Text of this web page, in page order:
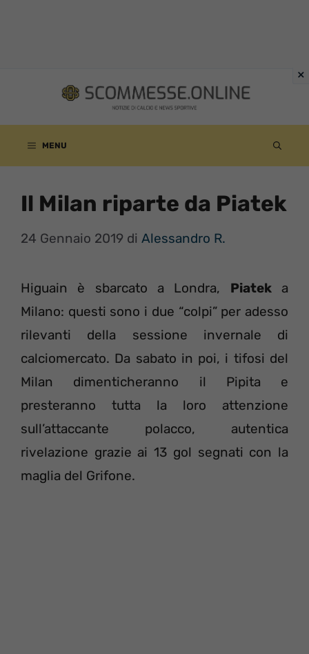
contenuto
MENU
Il Milan riparte da Piatek
24 Gennaio 2019 di Alessandro R.
Higuain è sbarcato a Londra, Piateka
Milano: questi sono i due “colpi” per adesso
rilevanti della sessione invernale di
calciomercato. Da sabato in poi, i tifosi del
Milan dimenticheranno il Pipita e
presteranno tutta la loro attenzione
sull’attaccante polacco, autentica
rivelazione grazie ai 13 gol segnati con la
maglia del Grifone.